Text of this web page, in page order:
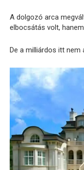
A dolgozó arca
elbocsátás volt,
De a milliárdos itt nem